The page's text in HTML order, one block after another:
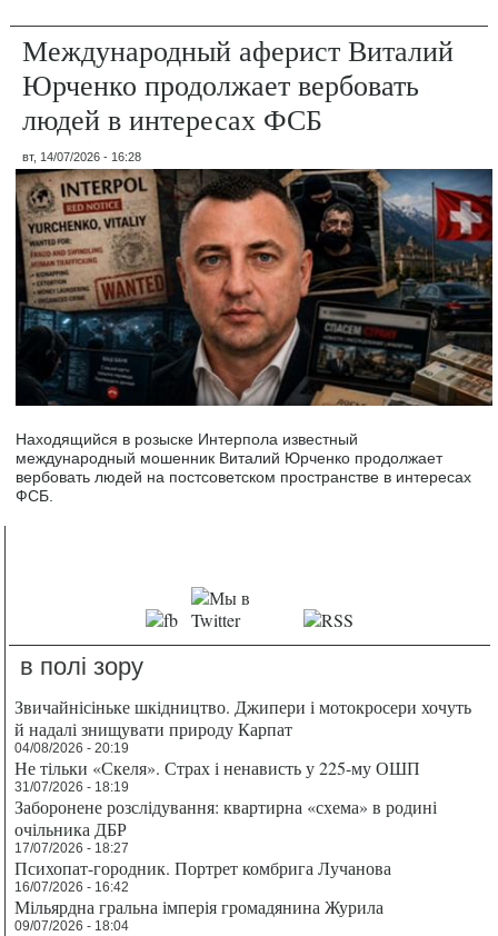
Международный аферист Виталий
Юрченко продолжает вербовать
людей в интересах ФСБ
вт, 14/07/2026 - 16:28
Находящийся в розыске Интерпола известный
международный мошенник Виталий Юрченко продолжает
вербовать людей на постсоветском пространстве в интересах
ФСБ.
в полі зору
Звичайнісіньке шкідництво. Джипери і мотокросери хочуть
й надалі знищувати природу Карпат
04/08/2026 - 20:19
Не тільки «Скеля». Страх і ненависть у 225-му ОШП
31/07/2026 - 18:19
Заборонене розслідування: квартирна «схема» в родині
очільника ДБР
17/07/2026 - 18:27
Психопат-городник. Портрет комбрига Лучанова
16/07/2026 - 16:42
Мільярдна гральна імперія громадянина Журила
09/07/2026 - 18:04